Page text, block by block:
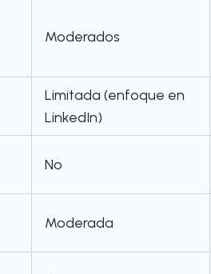
Moderados
Limitada (enfoque en
LinkedIn)
No
Moderada